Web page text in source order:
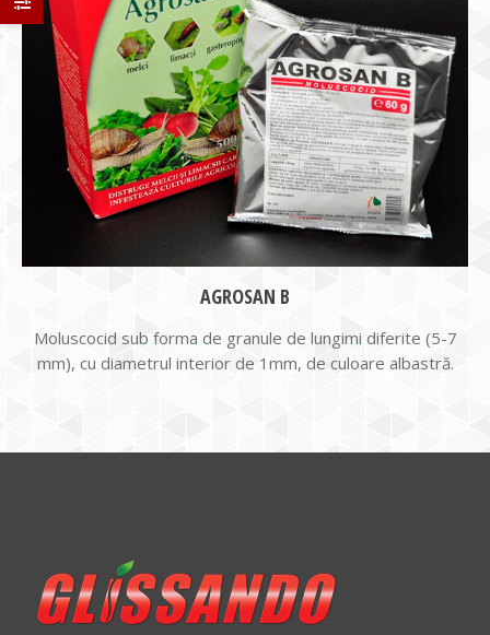
AGROSAN B
Moluscocid sub forma de granule de lungimi diferite (5-7
mm), cu diametrul interior de 1mm, de culoare albastră.